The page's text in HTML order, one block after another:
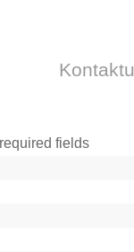
fields